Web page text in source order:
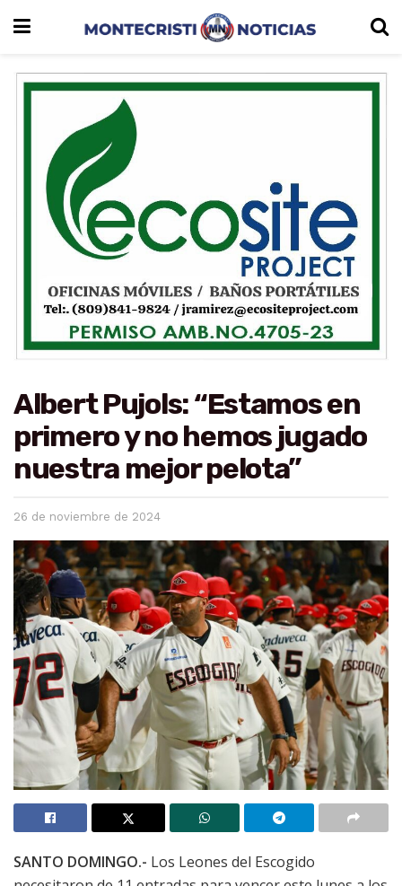
Albert Pujols: “Estamos en
primero y no hemos jugado
nuestra mejor pelota”
26 de noviembre de 2024
SANTO DOMINGO.- Los Leones del Escogido